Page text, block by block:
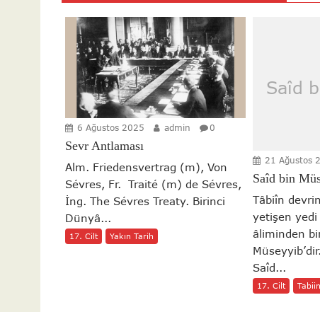
6 Ağustos 2025 admin 0
Sevr Antlaması
Alm. Friedensvertrag (m), Von
Sévres, Fr. Traité (m) de Sévres,
İng. The Sévres Treaty. Birinci
Dünyâ...
17. Cilt Yakın Tarih
Saîd
21 Ağustos
Saîd bin
Tâbiîn
yetişen yedi
âliminden
Saîd...
17. Cilt